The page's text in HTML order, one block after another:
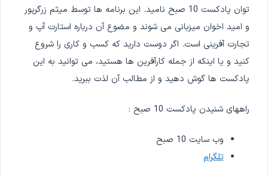
توان پادکست 10 صبح نامید. این برنامه ها توسط میثم زرگرپور
و امید اخوان میزبانی می شوند و مضوع آن درباره استارت آپ و
تجارت آفرینی است. اگر دوست دارید که کسب و کاری را شروع
کنید و یا اینکه از جمله کارآفرین ها هستید، می توانید به این
پادکست ها گوش دهید و از مطالب آن لذت ببرید.
راههای شنیدن پادکست 10 صبح :
وب سایت 10 صبح
تلگرام